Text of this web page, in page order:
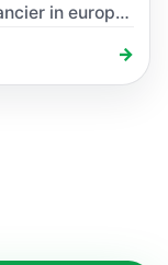
in europa
→